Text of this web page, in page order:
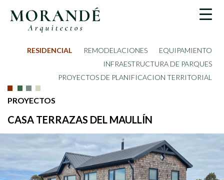
RESIDENCIAL REMODELACIONES
EQUIPAMIENTO
INFRAESTRUCTURA DE PARQUES
PROYECTOS DE PLANIFICACION TERRITORIAL
PROYECTOS
CASA TERRAZAS DEL MAULLÍN